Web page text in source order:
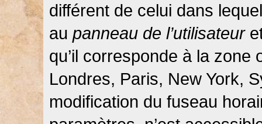
différent de celui dans
au panneau de l’utilisateur
qu’il corresponde à la
Londres, Paris, New York,
modification du fuseau